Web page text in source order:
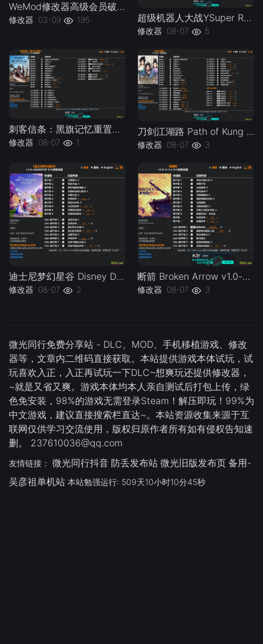
WeMod修改器高级会员破解版.综合类修改器软件解锁版-
修改器 03-09 195 超级机器人大战YSuper Robot Wars Y v1.0-v1.2 Plus 37 Trainer-单机修改器下载-仅支持迅雷（部分修改器仅支持本站游戏本体
修改器 08-07 5
刺客信条：黑旗记忆重置Assassins Creed Black Flag Resynced v1.0-v1.0.x Plus 30 Trainer-单机修改器下载-仅支持迅雷（部分修改器仅支持本站游戏本体
修改器 08-07 1
刀剑江湖路 Path of Kung Fu v1.0 Plus 41 Trainer-单机修改器下载-仅支持迅雷（部分修改器仅支持本站游戏本体
修改器 08-07 3
迪士尼梦幻星谷 Disney Dreamlight Valley v1.0-v20260729 Plus 18 Trainer.-单机修改器下载-仅支持迅雷（部分修改器仅支持本站游戏本体
修改器 08-07 2
断箭 Broken Arrow v1.0-v1.1.x Plus 18 Trainer-单机修改器下载-仅支持迅雷（部分修改器仅支持本站游戏本体
修改器 08-07 3
微光同行免费分享站 - DLC、MOD、手机移植游戏、修改
器等，文章内二维码直接获取。本站提供游戏本体试玩，试
玩喜欢入正，入正再试玩一下DLC~想爽玩还提供修改器，
~就是又省又爽。游戏本体均本人亲自测试后打包上传，绿
色免安装，98%的游戏无需登录Steam！解压即玩！99%为
中文游戏，建议直接搜索栏直达~。本站资源收集来源于互
联网仅供学习交流使用，版权归原作者所有如有侵权告知速
删。 237610036@qq.com
友情链接： 微光同行抖音 防丢发布站 微光旧版发布页 备用-
吴彦祖单机站 本站勉强运行: 509天10小时10分46秒